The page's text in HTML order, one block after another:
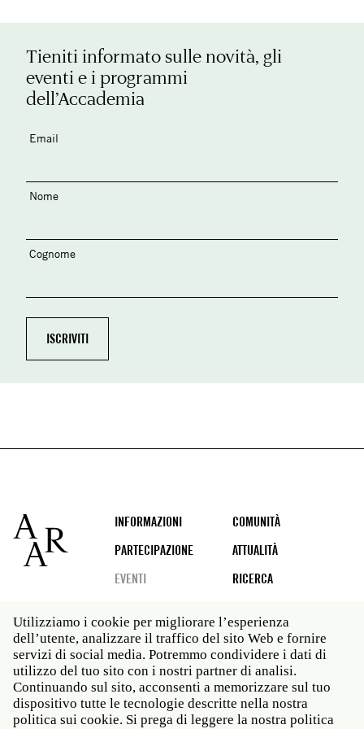
Tieniti informato sulle novità, gli
eventi e i programmi
dell’Accademia
Email
Nome
Cognome
Footer
INFORMAZIONI
COMUNITÀ
PARTECIPAZIONE
ATTUALITÀ
EVENTI
RICERCA
Social
media
Roma: Via Angelo Masina 5 00153 Roma ITALIA · t 39
06 58461 · f 39 06 5810788
New York: 535 West 22nd Street Third Floor New York
Utilizziamo i cookie per migliorare l’esperienza
dell’utente, analizzare il traffico del sito Web e fornire
servizi di social media. Potremmo condividere i dati di
utilizzo del tuo sito con i nostri partner di analisi.
Continuando sul sito, acconsenti a memorizzare sul tuo
dispositivo tutte le tecnologie descritte nella nostra
politica sui cookie. Si prega di leggere la nostra politica